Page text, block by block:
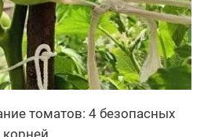
томатов: 4 безопасных